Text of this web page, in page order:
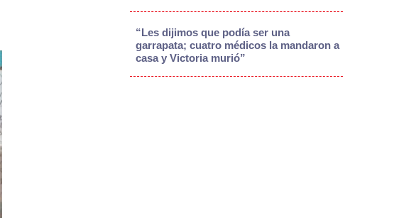
“Les dijimos que podía ser una
garrapata; cuatro médicos la mandaron a
casa y Victoria murió”